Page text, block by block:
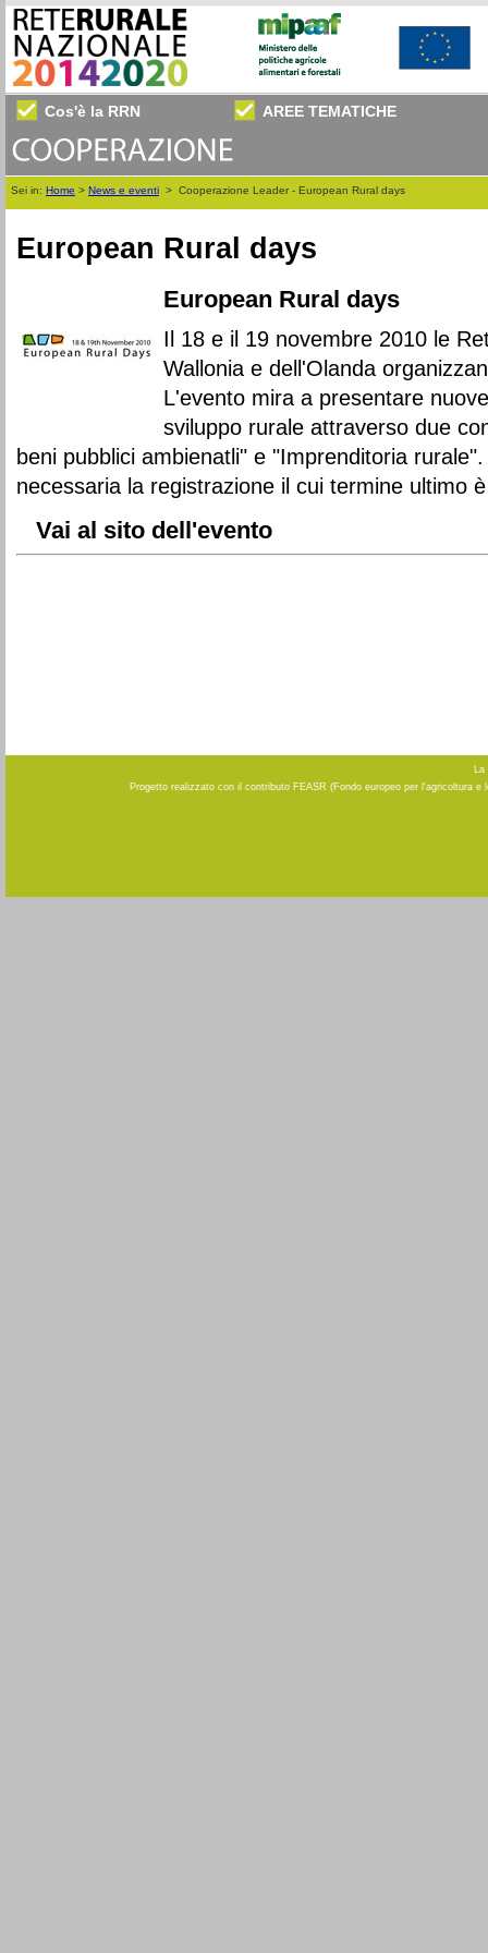
Cos'è la RRN AREE TEMATICHE
Sei in: Home > News e eventi > Cooperazione Leader - European Rural days
European Rural days
European Rural days
Il 18 e il 19 novembre 2010 le
Wallonia e dell'Olanda
L'evento mira a presentare
sviluppo rurale attraverso due
beni pubblici ambienatli" e "Imprenditoria
necessaria la registrazione il cui termine ultimo
Vai al sito dell'evento
La
Progetto realizzato con il contributo FEASR (Fondo europeo per l'agricoltura